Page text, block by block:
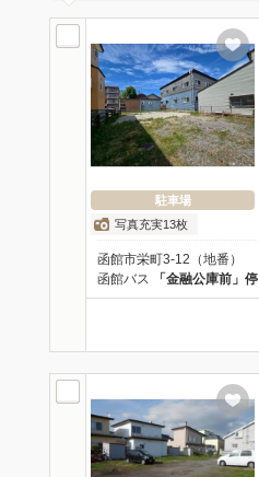
駐車場
写真充実13枚
函館市栄町3-12（地番）
函館バス 「金融公庫前」停